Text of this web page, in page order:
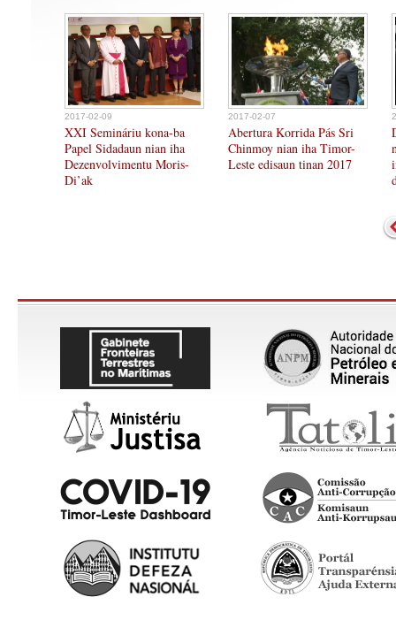
2017-02-09
XXI Semináriu kona-ba
Papel Sidadaun nian iha
Dezenvolvimentu Moris-
Di’ak
2017-02-07
Abertura Korrida Pás Sri
Chinmoy nian iha Timor-
Leste edisaun tinan 2017